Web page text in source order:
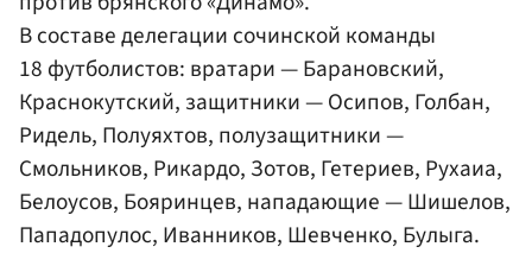
В составе делегации сочинской команды
18 футболистов: вратари — Барановский,
Краснокутский, защитники — Осипов, Голбан,
Ридель, Полуяхтов, полузащитники —
Смольников, Рикардо, Зотов, Гетериев, Рухаиа,
Белоусов, Бояринцев, нападающие — Шишелов,
Пападопулос, Иванников, Шевченко, Булыга.